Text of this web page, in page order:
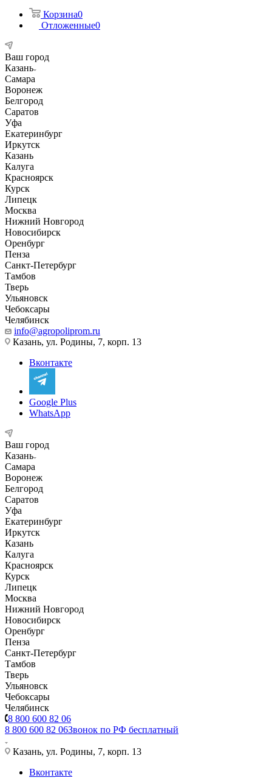
Корзина0
Отложенные0
Ваш город
Казань
Самара
Воронеж
Белгород
Саратов
Уфа
Екатеринбург
Иркутск
Казань
Калуга
Красноярск
Курск
Липецк
Москва
Нижний Новгород
Новосибирск
Оренбург
Пенза
Санкт-Петербург
Тамбов
Тверь
Ульяновск
Чебоксары
Челябинск
info@agropoliprom.ru
Казань, ул. Родины, 7, корп. 13
Вконтакте
Google Plus
WhatsApp
Ваш город
Казань
Самара
Воронеж
Белгород
Саратов
Уфа
Екатеринбург
Иркутск
Казань
Калуга
Красноярск
Курск
Липецк
Москва
Нижний Новгород
Новосибирск
Оренбург
Пенза
Санкт-Петербург
Тамбов
Тверь
Ульяновск
Чебоксары
Челябинск
8 800 600 82 06
8 800 600 82 06Звонок по РФ бесплатный
Казань, ул. Родины, 7, корп. 13
Вконтакте